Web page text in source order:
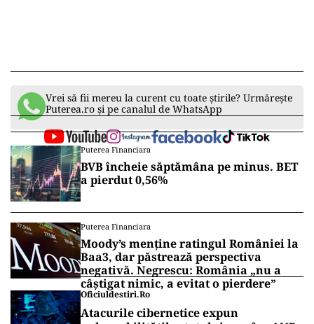
Vrei să fii mereu la curent cu toate știrile? Urmărește
Puterea.ro și pe canalul de WhatsApp
Puterea Financiara
BVB încheie săptămâna pe minus. BET
a pierdut 0,56%
Puterea Financiara
Moody’s menține ratingul României la
Baa3, dar păstrează perspectiva
negativă. Negrescu: România „nu a
câștigat nimic, a evitat o pierdere”
Oficiuldestiri.ro
Atacurile cibernetice expun